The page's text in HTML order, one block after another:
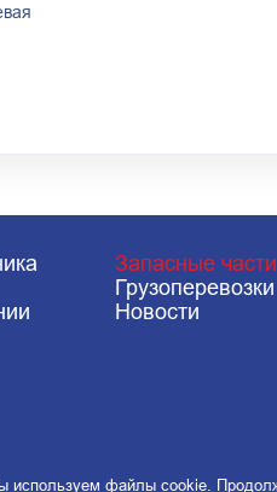
Запасные части
Грузоперевозки
Новости
используем файлы cookie.